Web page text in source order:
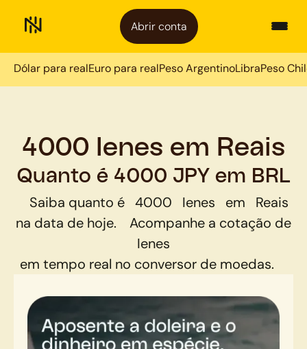
Abrir conta
Dólar para realEuro para realPeso ArgentinoLibraPeso
4000 Ienes em Reais
Quanto é 4000 JPY em BRL
Saiba quanto é 4000 Ienes em
Reais
na data de hoje.
Acompanhe a cotação de
Ienes
em tempo real no conversor de moedas.